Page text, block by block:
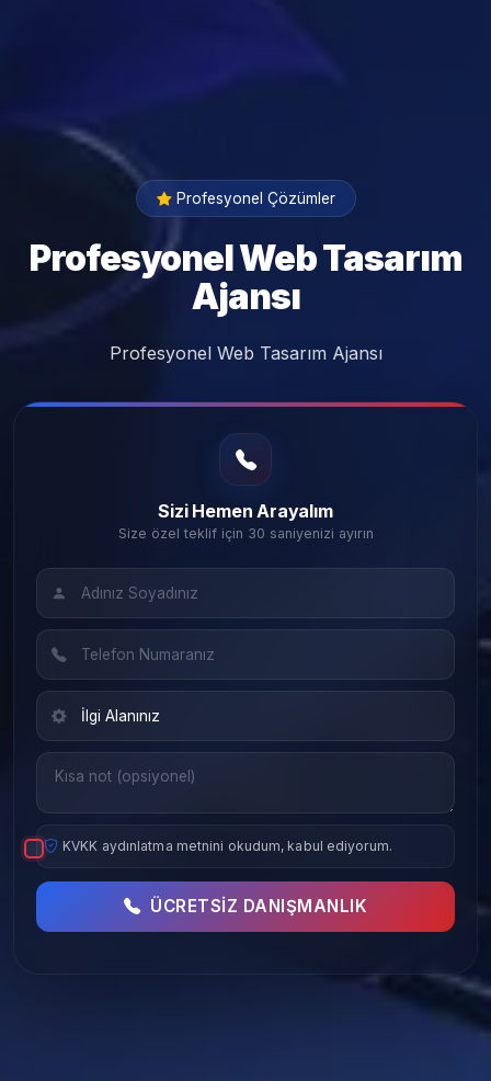
Profesyonel Çözümler
Profesyonel Web Tasarım
Ajansı
Profesyonel Web Tasarım Ajansı
Sizi Hemen Arayalım
Size özel teklif için 30 saniyenizi ayırın
ÜCRETSIZ DANIŞMANLIK